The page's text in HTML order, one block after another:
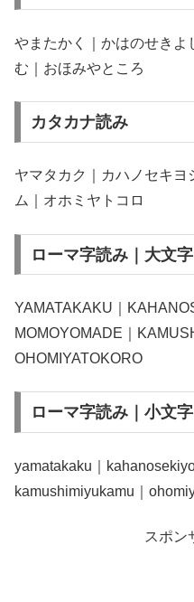
やまたかく｜かはのせき
む｜おほみやところ
カタカナ読み
ヤマタカク｜カハノセキヨ
ム｜オホミヤトコロ
ローマ字読み｜大文字
YAMATAKAKU｜
MOMOYOMADE｜
OHOMIYATOKORO
ローマ字読み｜小文字
yamatakaku｜
kamushimiyukamu｜
スポン